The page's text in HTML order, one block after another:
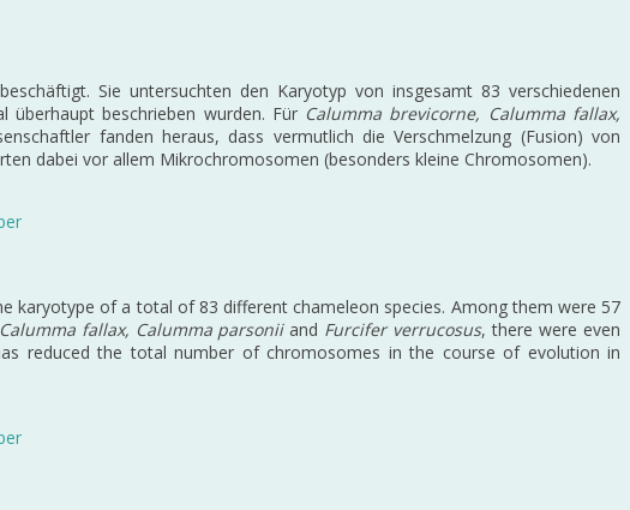
Sie untersuchten den Karyotyp von insgesamt 83 verschiedenen
überhaupt beschrieben wurden. Für Calumma brevicorne, Calumma fallax,
fanden heraus, dass vermutlich die Verschmelzung (Fusion) von
dabei vor allem Mikrochromosomen (besonders kleine Chromosomen).
karyotype of a total of 83 different chameleon species. Among them were 57
fallax, Calumma parsoniiand Furcifer verrucosus, there were even
reduced the total number of chromosomes in the course of evolution in